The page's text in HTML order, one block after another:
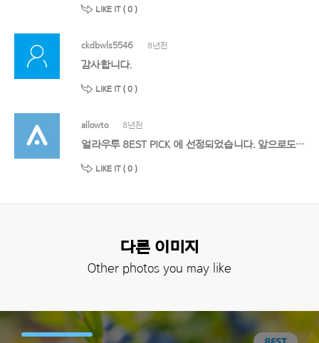
LIKE IT ( 0 )
ckdbwls5546 8년전
감사합니다.
LIKE IT ( 0 )
allowto 8년전
얼라우투 8EST PICK 에 선정되었습니다. 앞으로도 멋진 작품 기대할게요!
LIKE IT ( 0 )
다른 이미지
Other photos you may like